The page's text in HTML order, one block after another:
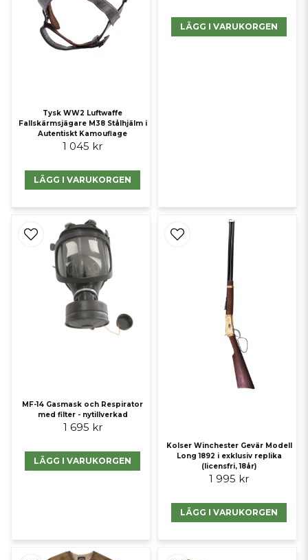
Tysk WW2 Luftwaffe
Fallskärmsjägare M38 Stålhjälm i
Autentiskt Kamouflage
1 045 kr
LÄGG I VARUKORGEN
LÄGG I VARUKORGEN
MF-14 Gasmask och Respirator
med filter - nytillverkad
1 695 kr
LÄGG I VARUKORGEN
Kolser Winchester Gevär Modell
Long 1892 i exklusiv replika
(licensfri, 18år)
1 995 kr
LÄGG I VARUKORGEN